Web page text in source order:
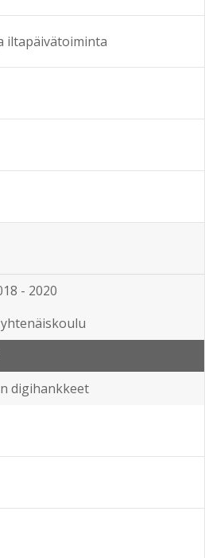
iltapäivätoiminta
- 2020
digihankkeet